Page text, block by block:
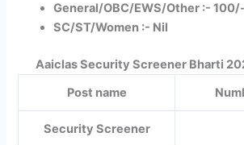
General/OBC/EWS/Other :- 100/-
SC/ST/Women :- Nil
Aaiclas Security Screener Bharti
Post name
Security Screener